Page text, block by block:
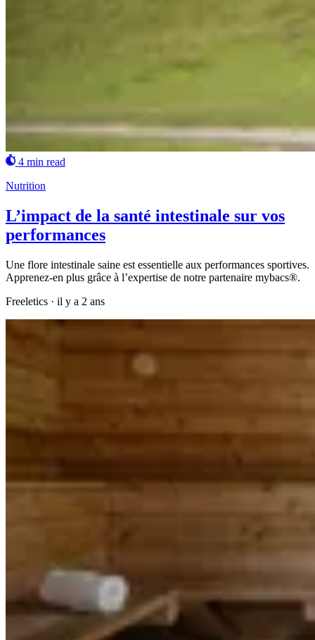
4 min read
Nutrition
L’impact de la santé intestinale sur vos
performances
Une flore intestinale saine est essentielle aux performances sportives.
Apprenez-en plus grâce à l’expertise de notre partenaire mybacs®.
Freeletics · il y a 2 ans